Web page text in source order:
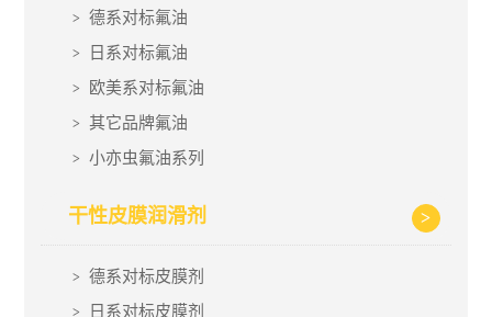
德系对标氟油
日系对标氟油
欧美系对标氟油
其它品牌氟油
小亦虫氟油系列
干性皮膜润滑剂
德系对标皮膜剂
日系对标皮膜剂